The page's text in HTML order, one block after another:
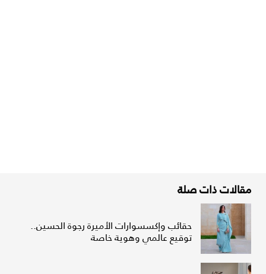
مقالات ذات صلة
حقائب وإكسسوارات الأميرة رجوة الحسين..
توقيع عالمي وهوية خاصة